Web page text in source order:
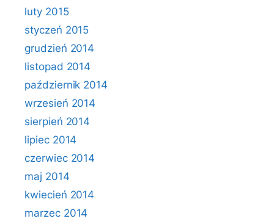
luty 2015
styczeń 2015
grudzień 2014
listopad 2014
październik 2014
wrzesień 2014
sierpień 2014
lipiec 2014
czerwiec 2014
maj 2014
kwiecień 2014
marzec 2014